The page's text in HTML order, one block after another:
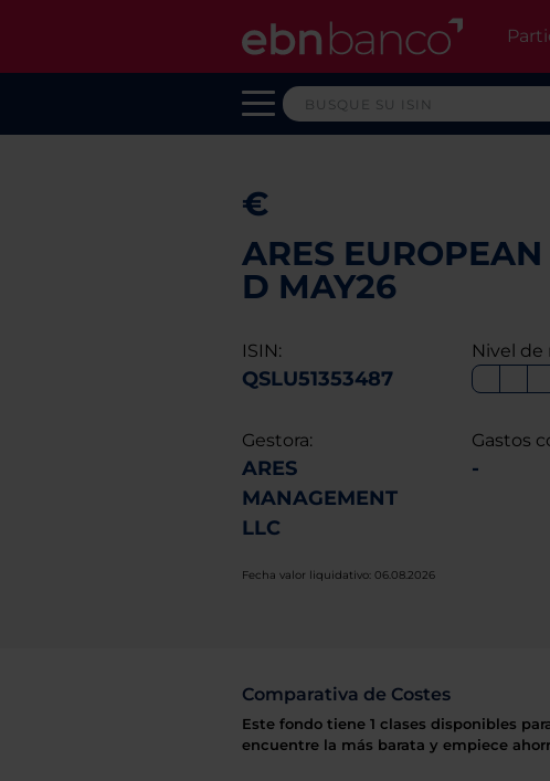
€
ARES
D MAY26
ISIN:
QSLU51353487
Nivel de
Gestora:
ARES
MANAGEMENT
LLC
Gastos
-
Fecha valor liquidativo: 06.08.2026
Comparativa de Costes
Este fondo tiene 1 clases disponibles
encuentre la más barata y empiece